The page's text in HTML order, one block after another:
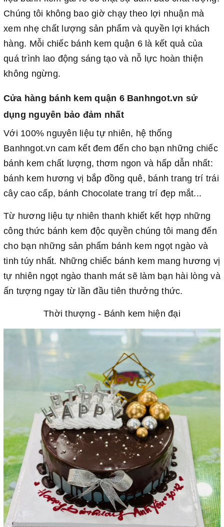
Chúng tôi không bao giờ chạy theo lợi nhuận mà
xem nhẹ chất lượng sản phẩm và quyền lợi khách
hàng. Mỗi chiếc bánh kem quận 6 là kết quả của
quá trình lao động sáng tạo và nỗ lực hoàn thiện
không ngừng.
Cửa hàng bánh kem quận 6 Banhngot.vn sử
dụng nguyên bảo đảm nhất
Với 100% nguyên liệu tự nhiên, hệ thống
Banhngot.vn cam kết đem đến cho bạn những chiếc
bánh kem chất lượng, thơm ngon và hấp dẫn nhất:
bánh kem hương vị bắp đồng quê, bánh trang trí trái
cây cao cấp, bánh Chocolate trang trí đẹp mắt...
Từ hương liệu tự nhiên thanh khiết kết hợp những
công thức bánh kem độc quyền chúng tôi mang đến
cho bạn những sản phẩm bánh kem ngọt ngào và
tinh túy nhất. Những chiếc bánh kem mang hương vị
tự nhiên ngọt ngào thanh mát sẽ làm bạn hài lòng và
ấn tượng ngay từ lần đầu tiên thưởng thức.
Thời thượng - Bánh kem hiện đại